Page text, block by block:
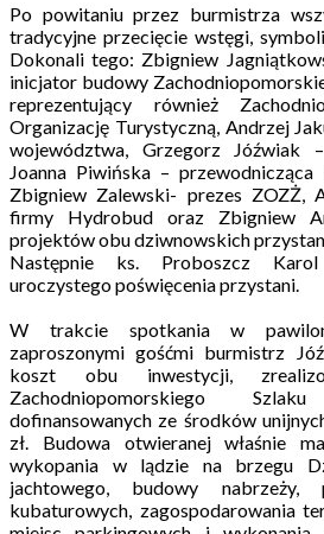
Po powitaniu przez burmistrza
tradycyjne przecięcie wstęgi,
Dokonali tego: Zbigniew
inicjator budowy
reprezentujący również
Organizację Turystyczną, Andrzej
województwa, Grzegorz Jóźwiak
Joanna Piwińska –
Zbigniew Zalewski- prezes ZOZŻ,
firmy Hydrobud oraz Zbigniew
projektów obu dziwnowskich
Następnie ks. Proboszcz
uroczystego poświęcenia przystani.
W trakcie spotkania w
zaproszonymi gośćmi burmistrz
koszt obu inwestycji,
Zachodniopomorskiego
dofinansowanych ze środków
zł. Budowa otwieranej właśnie
wykopania w lądzie na brzegu
jachtowego, budowy nabrzeży,
kubaturowych, zagospodarowania